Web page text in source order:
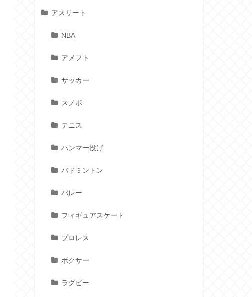
アスリート
NBA
アメフト
サッカー
スノボ
テニス
ハンマー投げ
バドミントン
バレー
フィギュアスケート
プロレス
ボクサー
ラグビー